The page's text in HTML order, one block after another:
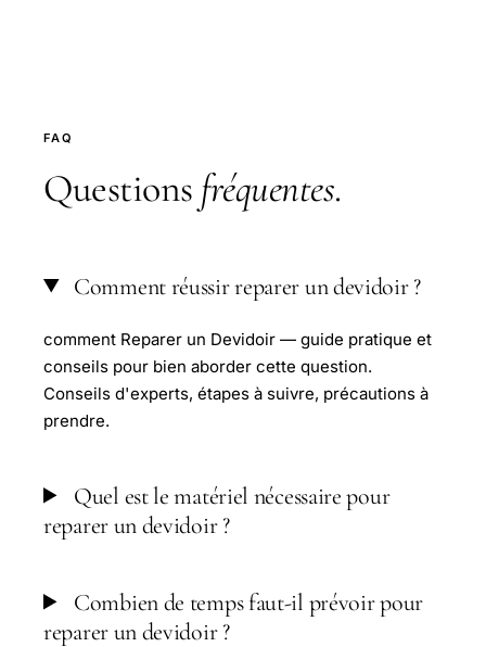
FAQ
Questions fréquentes.
Comment réussir reparer un devidoir ?
comment Reparer un Devidoir — guide pratique et
conseils pour bien aborder cette question.
Conseils d'experts, étapes à suivre, précautions à
prendre.
Quel est le matériel nécessaire pour
reparer un devidoir ?
Combien de temps faut-il prévoir pour
reparer un devidoir ?